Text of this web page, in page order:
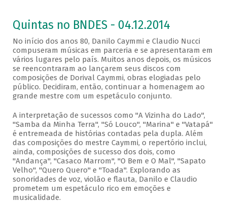
Quintas no BNDES - 04.12.2014
No início dos anos 80, Danilo Caymmi e Claudio Nucci
compuseram músicas em parceria e se apresentaram em
vários lugares pelo país. Muitos anos depois, os músicos
se reencontraram ao lançarem seus discos com
composições de Dorival Caymmi, obras elogiadas pelo
público. Decidiram, então, continuar a homenagem ao
grande mestre com um espetáculo conjunto.
A interpretação de sucessos como "A Vizinha do Lado",
"Samba da Minha Terra", "Só Louco", "Marina" e "Vatapá"
é entremeada de histórias contadas pela dupla. Além
das composições do mestre Caymmi, o repertório inclui,
ainda, composições de sucesso dos dois, como
"Andança", "Casaco Marrom", "O Bem e O Mal", "Sapato
Velho", "Quero Quero" e "Toada". Explorando as
sonoridades de voz, violão e flauta, Danilo e Claudio
prometem um espetáculo rico em emoções e
musicalidade.